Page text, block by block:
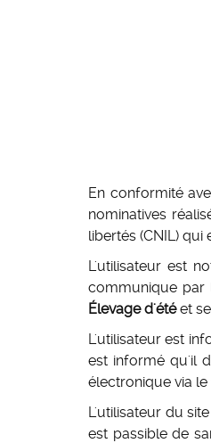
En conformité
nominatives
libertés (CNIL) qui
L'utilisateur est
communique par
Élevage d'étéet
L'utilisateur est
est informé qu'il
électronique via
L'utilisateur du
est passible de